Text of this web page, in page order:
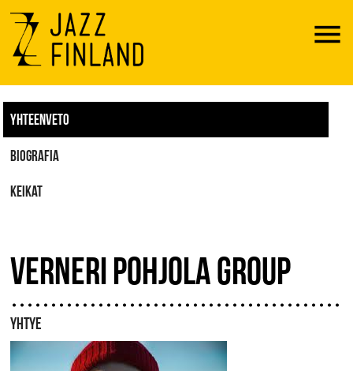
Menu
YHTEENVETO
BIOGRAFIA
KEIKAT
VERNERI POHJOLA GROUP
YHTYE